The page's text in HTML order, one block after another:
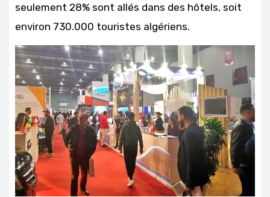
seulement 28% sont allés dans des hôtels, soit
environ 730.000 touristes algériens.